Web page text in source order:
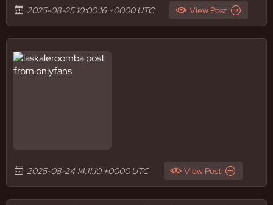
2025-08-25 10:00:16 +0000 UTC View Post
2025-08-24 14:11:10 +0000 UTC View Post